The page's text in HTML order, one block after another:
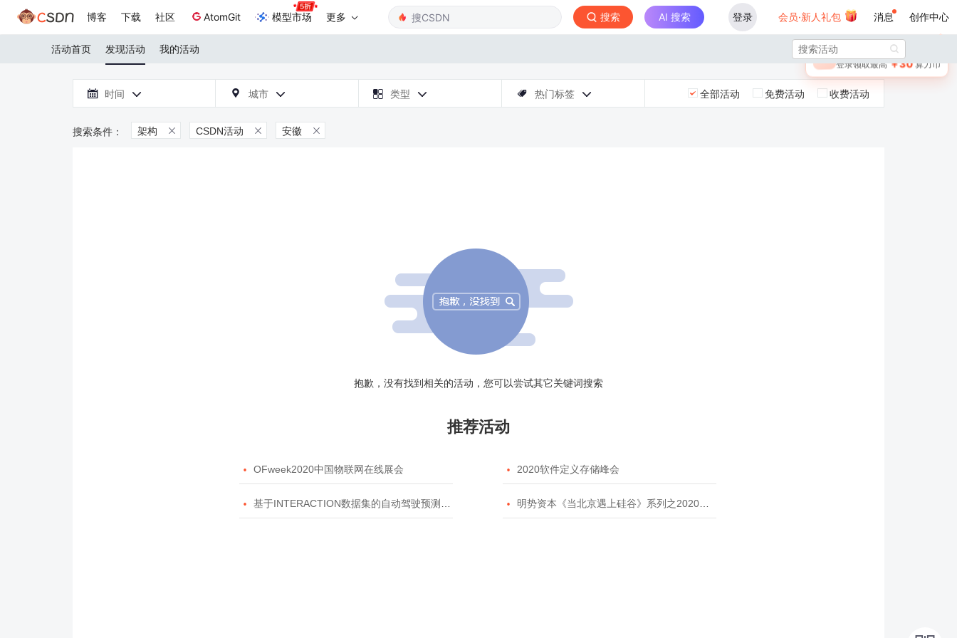
博客 下载 社区 AtomGit 模型市场 更多 搜索 AI 搜索 登录 会员·新人礼包 消息 创作中心
🎁 未登录
登录领取最高￥30算力币
活动首页 发现活动 我的活动 
 时间   城市   类型   热门标签  全部活动 免费活动 收费活动
架构  CSDN活动  安徽 
抱歉，没有找到相关的活动，您可以尝试其它关键词搜索
推荐活动
 OFweek2020中国物联网在线展会  2020软件定义存储峰会
 基于INTERACTION数据集的自动驾驶预测模型挑战赛  明势资本《当北京遇上硅谷》系列之2020年度开源峰会